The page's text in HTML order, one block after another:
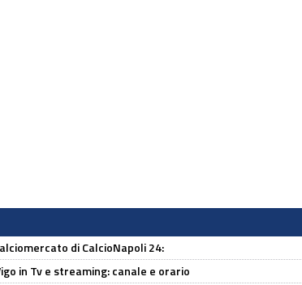
di CalcioNapoli 24:
in Tv e streaming: canale e orario